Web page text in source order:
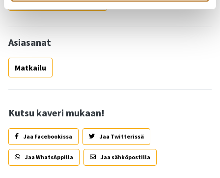
Asiasanat
Matkailu
Kutsu kaveri mukaan!
Jaa Facebookissa Jaa Twitterissä
Jaa WhatsAppilla Jaa sähköpostilla